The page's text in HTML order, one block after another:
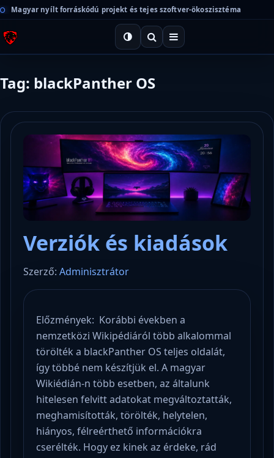
Magyar nyílt forráskódú projekt és tejes szoftver-ökoszisztéma
Tag: blackPanther OS
Verziók és kiadások
Szerző: Adminisztrátor
Előzmények: Korábbi években a
nemzetközi Wikipédiáról több alkalommal
törölték a blackPanther OS teljes oldalát,
így többé nem készítjük el. A magyar
Wikiédián-n több esetben, az általunk
hitelesen felvitt adatokat megváltoztatták,
meghamisították, törölték, helytelen,
hiányos, félreérthető információkra
cserélték. Hogy ez kinek az érdeke, rád